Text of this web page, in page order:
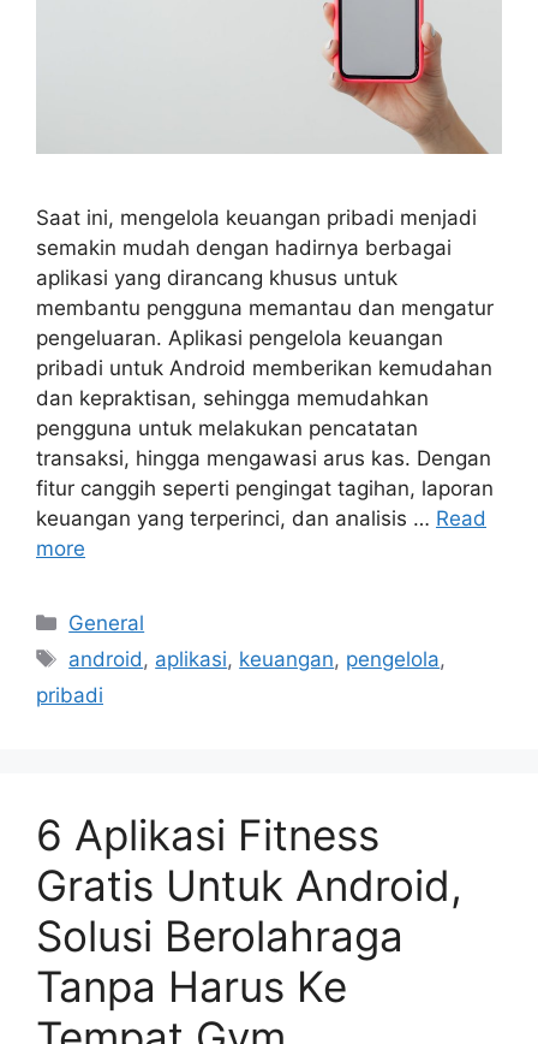
Saat ini, mengelola keuangan pribadi menjadi
semakin mudah dengan hadirnya berbagai
aplikasi yang dirancang khusus untuk
membantu pengguna memantau dan mengatur
pengeluaran. Aplikasi pengelola keuangan
pribadi untuk Android memberikan kemudahan
dan kepraktisan, sehingga memudahkan
pengguna untuk melakukan pencatatan
transaksi, hingga mengawasi arus kas. Dengan
fitur canggih seperti pengingat tagihan, laporan
keuangan yang terperinci, dan analisis … Read
more
Categories
General
Tags
android , aplikasi, keuangan, pengelola,
pribadi
6 Aplikasi Fitness
Gratis Untuk Android,
Solusi Berolahraga
Tanpa Harus Ke